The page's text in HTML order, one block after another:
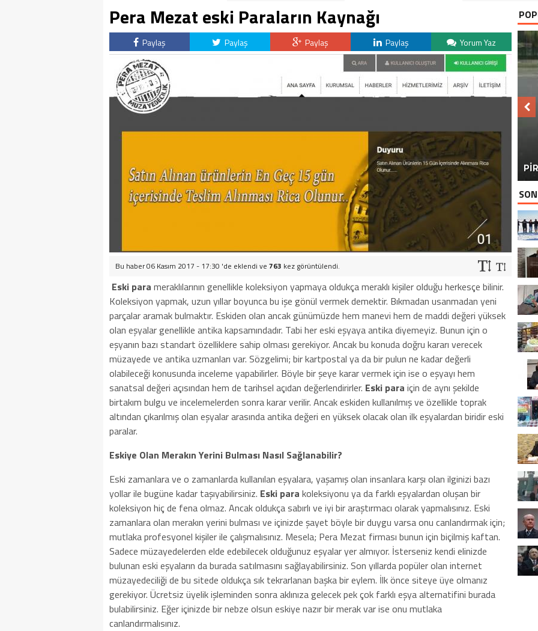
Pera Mezat eski Paraların Kaynağı
Paylaş Paylaş Paylaş Paylaş Yorum Yaz
Bu haber 06 Kasım 2017 - 17:30 'de eklendi ve 763 kez görüntülendi.
Eski para meraklılarının genellikle koleksiyon yapmaya oldukça meraklı kişiler olduğu herkesçe bilinir.
Koleksiyon yapmak, uzun yıllar boyunca bu işe gönül vermek demektir. Bıkmadan usanmadan yeni
parçalar aramak bulmaktır. Eskiden olan ancak günümüzde hem manevi hem de maddi değeri yüksek
olan eşyalar genellikle antika kapsamındadır. Tabi her eski eşyaya antika diyemeyiz. Bunun için o
eşyanın bazı standart özelliklere sahip olması gerekiyor. Ancak bu konuda doğru kararı verecek
müzayede ve antika uzmanları var. Sözgelimi; bir kartpostal ya da bir pulun ne kadar değerli
olabileceği konusunda inceleme yapabilirler. Böyle bir şeye karar vermek için ise o eşyayı hem
sanatsal değeri açısından hem de tarihsel açıdan değerlendirirler. Eski para için de aynı şekilde
birtakım bulgu ve incelemelerden sonra karar verilir. Ancak eskiden kullanılmış ve özellikle toprak
altından çıkarılmış olan eşyalar arasında antika değeri en yüksek olacak olan ilk eşyalardan biridir eski
paralar.
Eskiye Olan Merakın Yerini Bulması Nasıl Sağlanabilir?
Eski zamanlara ve o zamanlarda kullanılan eşyalara, yaşamış olan insanlara karşı olan ilginizi bazı
yollar ile bugüne kadar taşıyabilirsiniz. Eski para koleksiyonu ya da farklı eşyalardan oluşan bir
koleksiyon hiç de fena olmaz. Ancak oldukça sabırlı ve iyi bir araştırmacı olarak yapmalısınız. Eski
zamanlara olan merakın yerini bulması ve içinizde şayet böyle bir duygu varsa onu canlandırmak için;
mutlaka profesyonel kişiler ile çalışmalısınız. Mesela; Pera Mezat firması bunun için biçilmiş kaftan.
Sadece müzayedelerden elde edebilecek olduğunuz eşyalar yer almıyor. İsterseniz kendi elinizde
bulunan eski eşyaların da burada satılmasını sağlayabilirsiniz. Son yıllarda popüler olan internet
müzayedeciliği de bu sitede oldukça sık tekrarlanan başka bir eylem. İlk önce siteye üye olmanız
gerekiyor. Ücretsiz üyelik işleminden sonra aklınıza gelecek pek çok farklı eşya alternatifini burada
bulabilirsiniz. Eğer içinizde bir nebze olsun eskiye nazır bir merak var ise onu mutlaka
canlandırmalısınız.